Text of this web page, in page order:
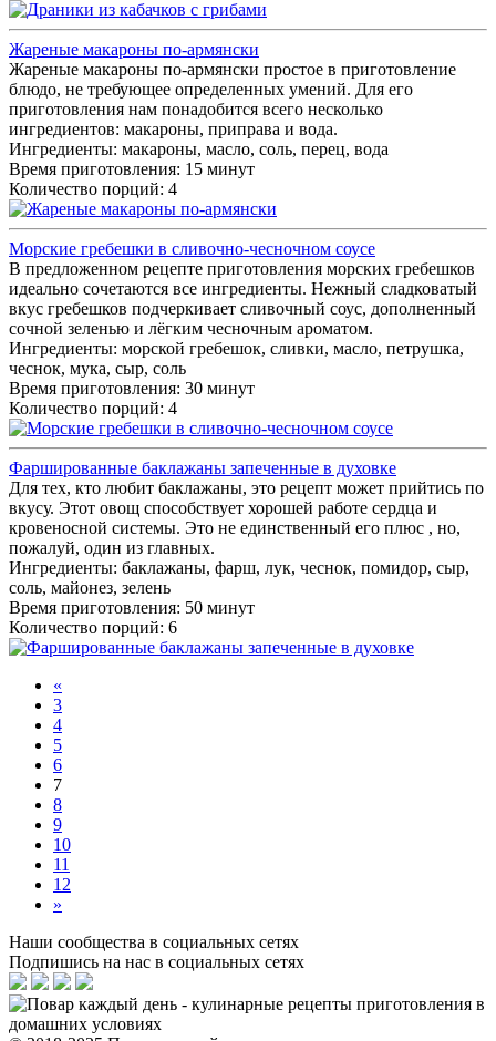
Жареные макароны по-армянски
Жареные макароны по-армянски простое в приготовление
блюдо, не требующее определенных умений. Для его
приготовления нам понадобится всего несколько
ингредиентов: макароны, приправа и вода.
Ингредиенты: макароны, масло, соль, перец, вода
Время приготовления: 15 минут
Количество порций: 4
Морские гребешки в сливочно-чесночном соусе
В предложенном рецепте приготовления морских гребешков
идеально сочетаются все ингредиенты. Нежный сладковатый
вкус гребешков подчеркивает сливочный соус, дополненный
сочной зеленью и лёгким чесночным ароматом.
Ингредиенты: морской гребешок, сливки, масло, петрушка,
чеснок, мука, сыр, соль
Время приготовления: 30 минут
Количество порций: 4
Фаршированные баклажаны запеченные в духовке
Для тех, кто любит баклажаны, это рецепт может прийтись по
вкусу. Этот овощ способствует хорошей работе сердца и
кровеносной системы. Это не единственный его плюс , но,
пожалуй, один из главных.
Ингредиенты: баклажаны, фарш, лук, чеснок, помидор, сыр,
соль, майонез, зелень
Время приготовления: 50 минут
Количество порций: 6
«
3
4
5
6
7
8
9
10
11
12
»
Наши сообщества в социальных сетях
Подпишись на нас в социальных сетях